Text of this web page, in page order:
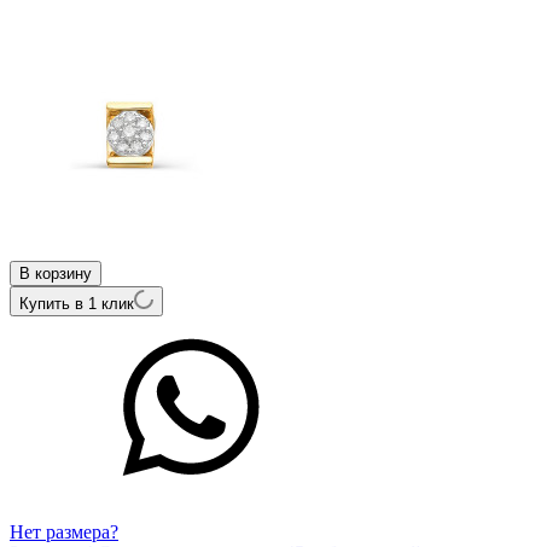
В корзину
Купить в 1 клик
Нет размера?